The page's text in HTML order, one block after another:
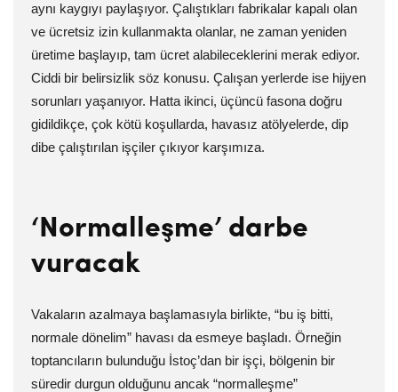
aynı kaygıyı paylaşıyor. Çalıştıkları fabrikalar kapalı olan
ve ücretsiz izin kullanmakta olanlar, ne zaman yeniden
üretime başlayıp, tam ücret alabileceklerini merak ediyor.
Ciddi bir belirsizlik söz konusu. Çalışan yerlerde ise hijyen
sorunları yaşanıyor. Hatta ikinci, üçüncü fasona doğru
gidildikçe, çok kötü koşullarda, havasız atölyelerde, dip
dibe çalıştırılan işçiler çıkıyor karşımıza.
‘Normalleşme’ darbe
vuracak
Vakaların azalmaya başlamasıyla birlikte, “bu iş bitti,
normale dönelim” havası da esmeye başladı. Örneğin
toptancıların bulunduğu İstoç’dan bir işçi, bölgenin bir
süredir durgun olduğunu ancak “normalleşme”